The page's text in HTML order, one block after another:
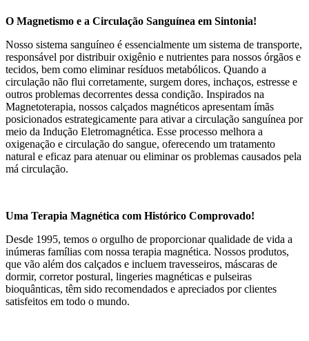
O Magnetismo e a Circulação Sanguínea em Sintonia!
Nosso sistema sanguíneo é essencialmente um sistema de transporte,
responsável por distribuir oxigênio e nutrientes para nossos órgãos e
tecidos, bem como eliminar resíduos metabólicos. Quando a
circulação não flui corretamente, surgem dores, inchaços, estresse e
outros problemas decorrentes dessa condição. Inspirados na
Magnetoterapia, nossos calçados magnéticos apresentam ímãs
posicionados estrategicamente para ativar a circulação sanguínea por
meio da Indução Eletromagnética. Esse processo melhora a
oxigenação e circulação do sangue, oferecendo um tratamento
natural e eficaz para atenuar ou eliminar os problemas causados pela
má circulação.
Uma Terapia Magnética com Histórico Comprovado!
Desde 1995, temos o orgulho de proporcionar qualidade de vida a
inúmeras famílias com nossa terapia magnética. Nossos produtos,
que vão além dos calçados e incluem travesseiros, máscaras de
dormir, corretor postural, lingeries magnéticas e pulseiras
bioquânticas, têm sido recomendados e apreciados por clientes
satisfeitos em todo o mundo.